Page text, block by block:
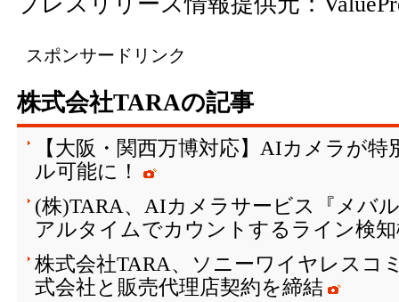
スポンサードリンク
株式会社TARAの記事
【大阪・関西万博対応】AIカメラが
ル可能に！
(株)TARA、AIカメラサービス『メバ
アルタイムでカウントするライン検
株式会社TARA、ソニーワイヤレスコ
式会社と販売代理店契約を締結